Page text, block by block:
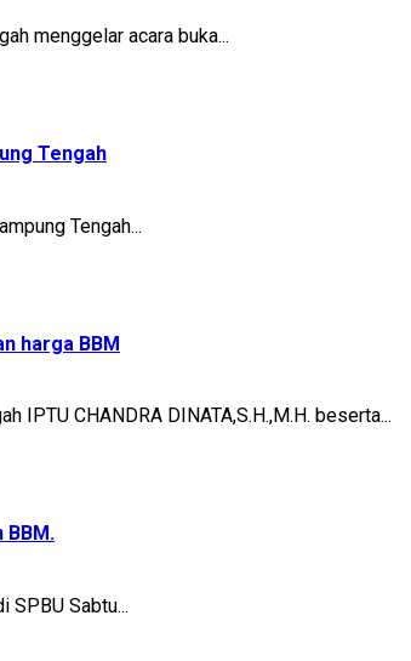
menggelar acara buka...
Tengah
Tengah...
harga BBM
IPTU CHANDRA DINATA,S.H.,M.H. beserta...
BBM.
SPBU Sabtu...